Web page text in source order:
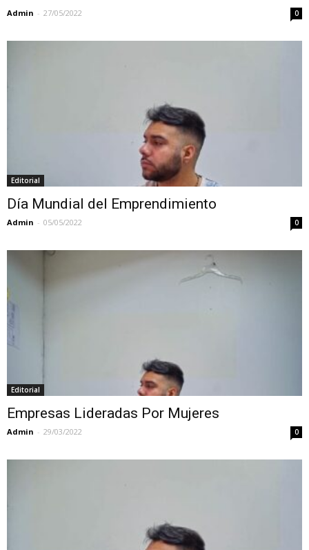
Admin - 27/05/2022 0
Editorial
Día Mundial del Emprendimiento
Admin - 05/05/2022 0
Editorial
Empresas Lideradas Por Mujeres
Admin - 29/03/2022 0